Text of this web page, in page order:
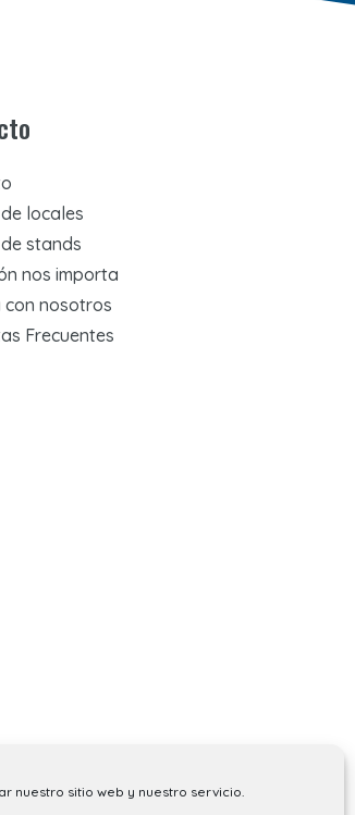
nuestro sitio web y nuestro servicio.
locales
stands
nos importa
nosotros
Frecuentes